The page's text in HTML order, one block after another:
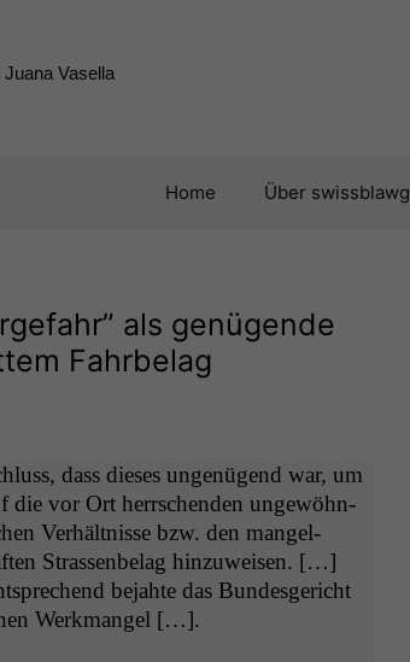
Vasella
Home Über swissblawg
als genügende
Fahrbelag
dass dieses ungenü­gend war, um
die vor Ort herrschen­den ungewöhn­
Ver­hält­nisse bzw. den man­gel­
Strassen­be­lag hinzuweisen. […]
bejahte das Bun­des­gericht
Werkmangel […].